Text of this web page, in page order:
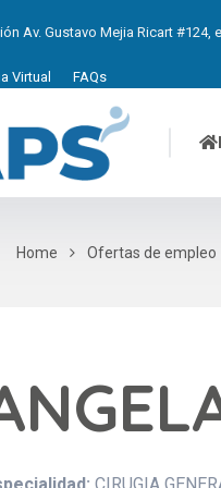
Av. Gustavo Mejia Ricart #124,
Virtual FAQs
Home Ofertas de empleo